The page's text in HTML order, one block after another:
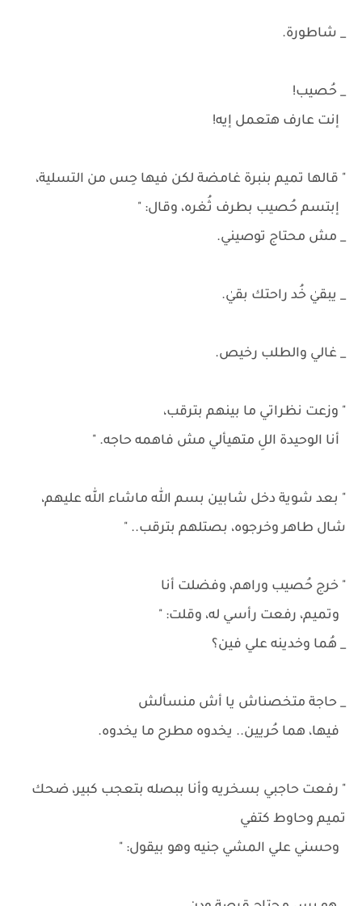
_ شاطورة.
_ حُصيب!
إنت عارف هتعمل إيه!
" قالها تميم بنبرة غامضة لكن فيها حِس من التسلية،
إبتسم حُصيب بطرف ثُغره، وقال: "
_ مش محتاج توصيني.
_ يبقيٰ خُد راحتك بقيٰ.
_ غالي والطلب رخيص.
" وزعت نظراتي ما بينهم بترقب،
أنا الوحيدة اللِ متهيألي مش فاهمه حاجه. "
" بعد شوية دخل شابين بسم الله ماشاء الله عليهم،
شال طاهر وخرجوه، بصتلهم بترقب.. "
" خرج حُصيب وراهم، وفضلت أنا
وتميم، رفعت رأسي له، وقلت: "
_ هُما وخدينه علي فين؟
_ حاجة متخصناش يا أش منسألش
فيها، هما حُريين.. يخدوه مطرح ما يخدوه.
" رفعت حاجبي بسخريه وأنا ببصله بتعجب كبير، ضحك
تميم وحاوط كتفي
وحسني علي المشي جنيه وهو بيقول: "